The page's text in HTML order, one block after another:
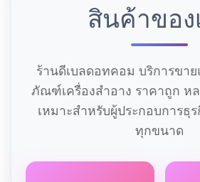
สินค้าของ
ร้านดีเบลดอทคอม บริการขาย
ภัณฑ์เครื่องสำอาง ราคาถูก ห
เหมาะสำหรับผู้ประกอบการธุ
ทุกขนาด